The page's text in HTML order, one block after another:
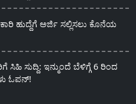
ಹುದ್ದೆಗೆ ಅರ್ಜಿ ಸಲ್ಲಿಸಲು ಕೊನೆಯ
ಸುದ್ದಿ: ಇನ್ಮುಂದೆ ಬೆಳಿಗ್ಗೆ 6 ರಿಂದ
ಓಪನ್!